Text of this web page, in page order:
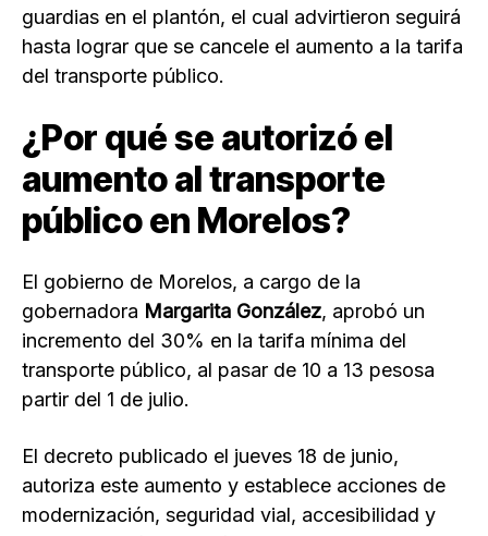
guardias en el plantón, el cual advirtieron seguirá
hasta lograr que se cancele el aumento a la tarifa
del transporte público.
¿Por qué se autorizó el
aumento al transporte
público en Morelos?
El gobierno de Morelos, a cargo de la
gobernadora Margarita González, aprobó un
incremento del 30% en la tarifa mínima del
transporte público, al pasar de 10 a 13 pesosa
partir del 1 de julio.
El decreto publicado el jueves 18 de junio,
autoriza este aumento y establece acciones de
modernización, seguridad vial, accesibilidad y